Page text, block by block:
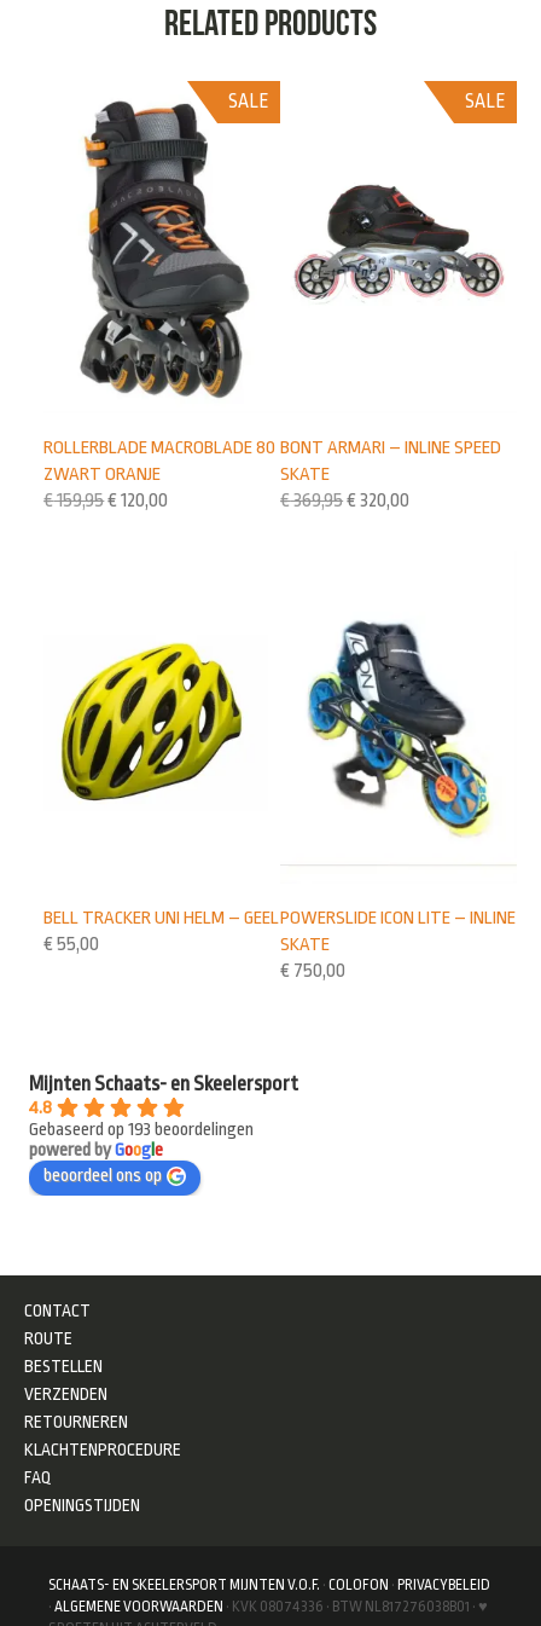
Related products
SALE
BONT ARMARI – INLINE SPEED
SKATE
€369,95€ 320,00
SALE
ROLLERBLADE MACROBLADE 80
ZWART ORANJE
€159,95€ 120,00
POWERSLIDE ICON LITE – INLINE
SKATE
€ 750,00
BELL TRACKER UNI HELM – GEEL
€ 55,00
Mijnten Schaats- en Skeelersport
4.8
Gebaseerd op 193 beoordelingen
powered byGooge
beoordeel ons op
CONTACT
ROUTE
BESTELLEN
VERZENDEN
RETOURNEREN
KLACHTENPROCEDURE
FAQ
OPENINGSTIJDEN
SCHAATS- EN SKEELERSPORT MIJNTEN V.O.F. · COLOFON · PRIVACYBELEID
· ALGEMENE VOORWAARDEN · KVK 08074336 · BTW NL817276038B01 · ♥